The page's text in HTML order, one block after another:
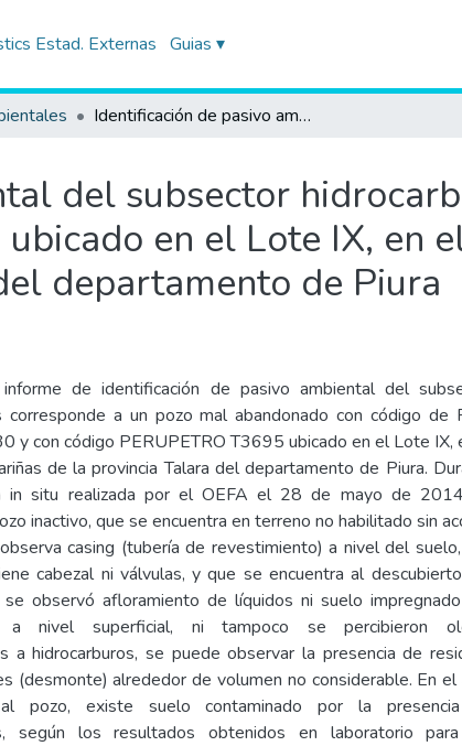
Estad. Externas Guias ▾
Identificación de pasivo ambiental del subsector hidrocarburos, con código de Ficha OEFA F01130, ubicado en el Lote IX, en el distrito de Pariñas de la provincia Talara del departamento de Piura
del subsector
en el Lote IX, en
departamento de Piura
de identificación de pasivo ambiental del
corresponde a un pozo mal abandonado con código de
y con código PERUPETRO T3695 ubicado en el Lote IX,
de la provincia Talara del departamento de Piura.
in situ realizada por el OEFA el 28 de mayo de
inactivo, que se encuentra en terreno no habilitado sin
casing (tubería de revestimiento) a nivel del
cabezal ni válvulas, y que se encuentra al
se observó afloramiento de líquidos ni suelo
a nivel superficial, ni tampoco se percibieron
a hidrocarburos, se puede observar la presencia de
(desmonte) alrededor de volumen no considerable. En el
al pozo, existe suelo contaminado por la
según los resultados obtenidos en laboratorio